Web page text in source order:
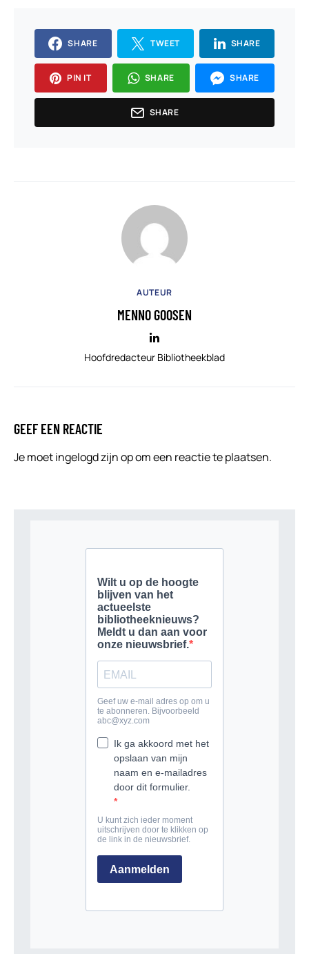
SHARE TWEET SHARE
PIN IT SHARE SHARE
SHARE
AUTEUR
MENNO GOOSEN
Hoofdredacteur Bibliotheekblad
GEEF EEN REACTIE
Je moetingelogd zijn opom een reactie te plaatsen.